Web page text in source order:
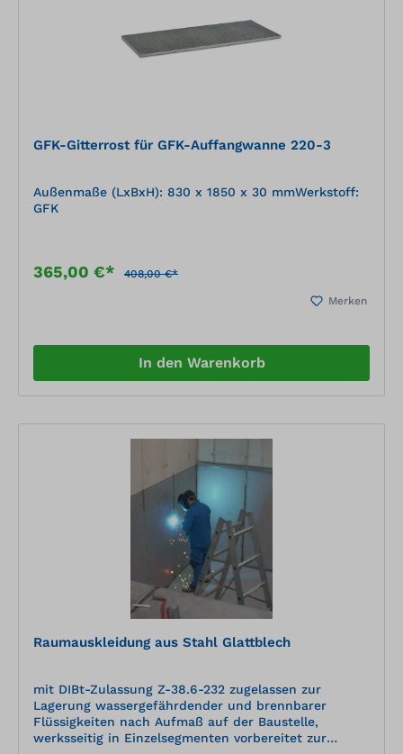
(ausreichend große, ebenerdige Zugänge für
Materialanlieferungen etc.).
GFK-Gitterrost für GFK-Auffangwanne 220-3
Außenmaße (LxBxH): 830 x 1850 x 30 mmWerkstoff:
GFK
365,00 €* 408,00 €*
Merken
In den Warenkorb
Raumauskleidung aus Stahl Glattblech
mit DIBt-Zulassung Z-38.6-232 zugelassen zur
Lagerung wassergefährdender und brennbarer
Flüssigkeiten nach Aufmaß auf der Baustelle,
werksseitig in Einzelsegmenten vorbereitet zur